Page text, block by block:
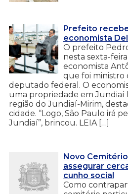
Prefeito
economista
O prefeito
nesta sexta-feira
economista
que foi ministro
deputado federal. O
uma propriedade em Jundiaí
região do Jundiaí-Mirim,
cidade. “Logo, São Paulo irá
Jundiaí”, brincou. LEIA […]
Novo
assegurar
cunho social
Como